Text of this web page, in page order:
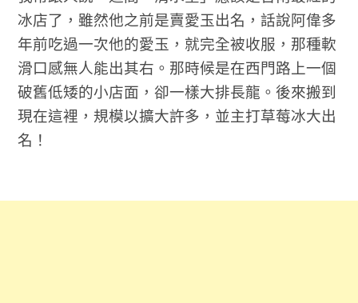
冰店了，雖然他之前是賣愛玉出名，話說阿偉多
年前吃過一次他的愛玉，就完全被收服，那種軟
滑口感無人能出其右。那時候是在西門路上一個
破舊低矮的小店面，卻一樣大排長龍。後來搬到
現在這裡，規模以擴大許多，並主打草莓冰大出
名！